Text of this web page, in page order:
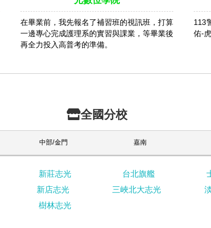
在畢業前，我先報名了補習班的視訊班，打算
一邊專心完成護理系的實習與課業，等畢業後
再全力投入高普考的準備。
113
佑-
全國分校
中部/金門 嘉南
新莊志光 台北旗艦
新店志光 三峽北大志光
樹林志光